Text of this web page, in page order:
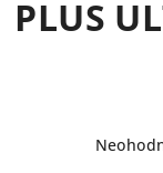
PLUS